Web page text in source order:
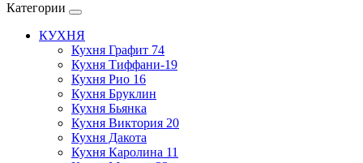
Категории
КУХНЯ
Кухня Графит 74
Кухня Тиффани-19
Кухня Рио 16
Кухня Бруклин
Кухня Бьянка
Кухня Виктория 20
Кухня Дакота
Кухня Каролина 11